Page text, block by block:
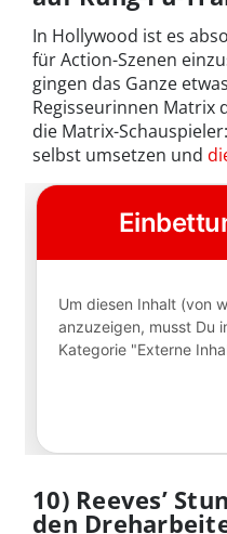
In Hollywood ist es
für Action-Szenen
gingen das Ganze
Regisseurinnen Matrix
die Matrix-
selbst umsetzen und
10) Reeves’
den